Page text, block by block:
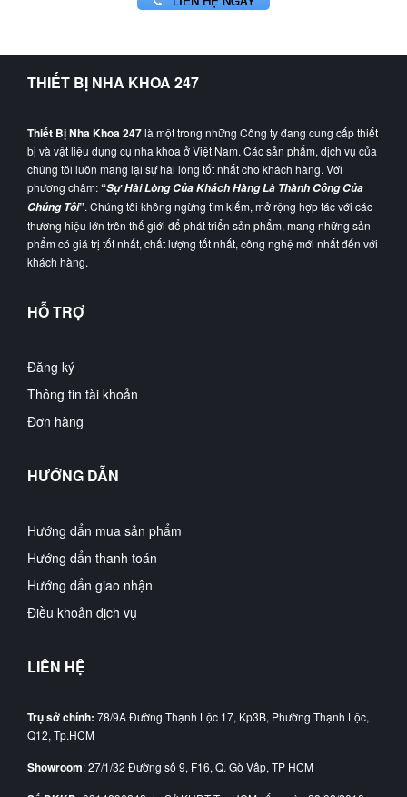
THIẾT BỊ NHA KHOA 247
Thiết Bị Nha Khoa 247là một trong những Công ty đang cung cấp thiết
bị và vật liệu dụng cụ nha khoa ở Việt Nam. Các sản phẩm, dịch vụ của
chúng tôi luôn mang lại sự hài lòng tốt nhất cho khách hàng. Với
phương châm:“Sự Hài Lòng Của Khách Hàng Là Thành Công Của
Chúng Tôi”. Chúng tôi không ngừng tìm kiếm, mở rộng hợp tác với các
thương hiệu lớn trên thế giới để phát triển sản phẩm, mang những sản
phẩm có giá trị tốt nhất, chất lượng tốt nhất, công nghệ mới nhất đến với
khách hàng.
HỖ TRỢ
Đăng ký
Thông tin tài khoản
Đơn hàng
HƯỚNG DẪN
Hướng dẩn mua sản phẩm
Hướng dẩn thanh toán
Hướng dẩn giao nhận
Điều khoản dịch vụ
LIÊN HỆ
Trụ sở chính: 78/9A Đường Thạnh Lộc 17, Kp3B, Phường Thạnh Lộc,
Q12, Tp.HCM
Showroom: 27/1/32 Đường số 9, F16, Q. Gò Vấp, TP HCM